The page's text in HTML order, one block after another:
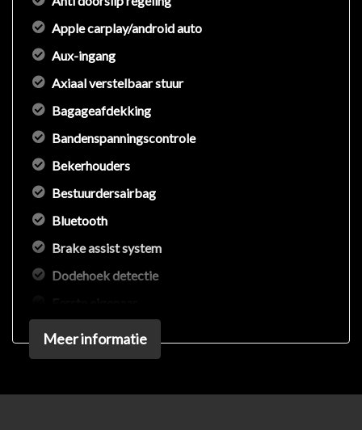
op met de verkoper voor aanvullende vragen.
Apple carplay/android auto
Aux-ingang
Axiaal verstelbaar stuur
Bagageafdekking
Bandenspanningscontrole
Bekerhouders
Bestuurdersairbag
Bluetooth
Brake assist system
Dodehoek detectie
Elektronisch stabiliteits programma
Elektronische remkrachtverdeling
Meer informatie